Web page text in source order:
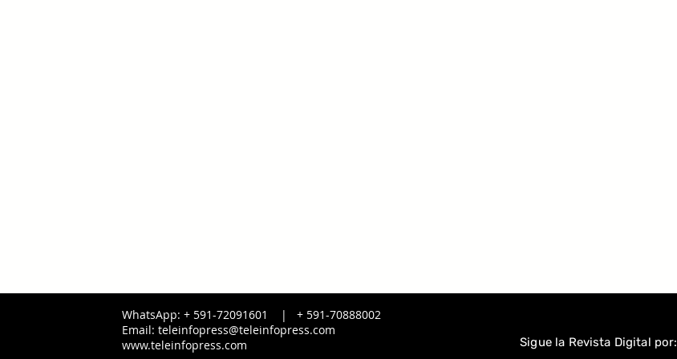
WhatsApp: + 591-72091601 | + 591-70888002
Email: teleinfopress@teleinfopress.com
www.teleinfopress.com
Sigue la Revista Digital por: